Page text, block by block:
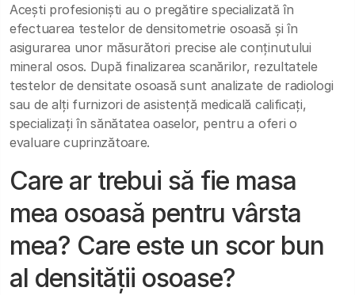
Acești profesioniști au o pregătire specializată în
efectuarea testelor de densitometrie osoasă și în
asigurarea unor măsurători precise ale conținutului
mineral osos. După finalizarea scanărilor, rezultatele
testelor de densitate osoasă sunt analizate de radiologi
sau de alți furnizori de asistență medicală calificați,
specializați în sănătatea oaselor, pentru a oferi o
evaluare cuprinzătoare.
Care ar trebui să fie masa
mea osoasă pentru vârsta
mea? Care este un scor bun
al densității osoase?